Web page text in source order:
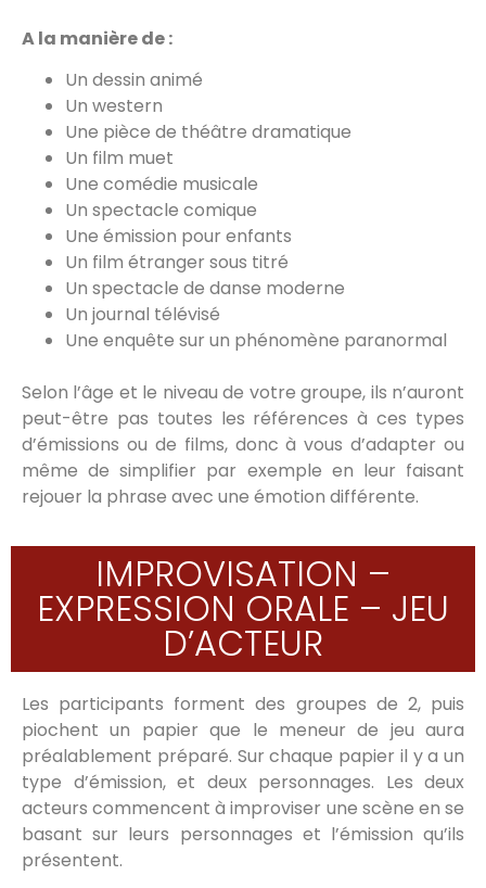
A la manière de :
Un dessin animé
Un western
Une pièce de théâtre dramatique
Un film muet
Une comédie musicale
Un spectacle comique
Une émission pour enfants
Un film étranger sous titré
Un spectacle de danse moderne
Un journal télévisé
Une enquête sur un phénomène paranormal
Selon l’âge et le niveau de votre groupe, ils n’auront
peut-être pas toutes les références à ces types
d’émissions ou de films, donc à vous d’adapter ou
même de simplifier par exemple en leur faisant
rejouer la phrase avec une émotion différente.
IMPROVISATION –
EXPRESSION ORALE – JEU
D’ACTEUR
Les participants forment des groupes de 2, puis
piochent un papier que le meneur de jeu aura
préalablement préparé. Sur chaque papier il y a un
type d’émission, et deux personnages. Les deux
acteurs commencent à improviser une scène en se
basant sur leurs personnages et l’émission qu’ils
présentent.